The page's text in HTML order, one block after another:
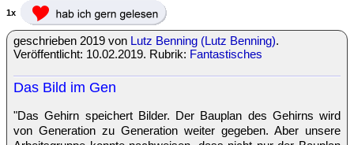
1x
geschrieben 2019 von Lutz Benning (Lutz Benning).
Veröffentlicht: 10.02.2019. Rubrik: Fantastisches
Das Bild im Gen
"Das Gehirn speichert Bilder. Der Bauplan des Gehirns wird
von Generation zu Generation weiter gegeben. Aber unsere